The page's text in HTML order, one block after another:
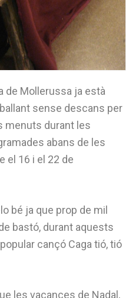
de Mollerussa ja està
sense descans per
menuts durant les
abans de les
el 16 i el 22 de
bé ja que prop de mil
bastó, durant aquests
cançó Caga tió, tió
les vacances de Nadal,